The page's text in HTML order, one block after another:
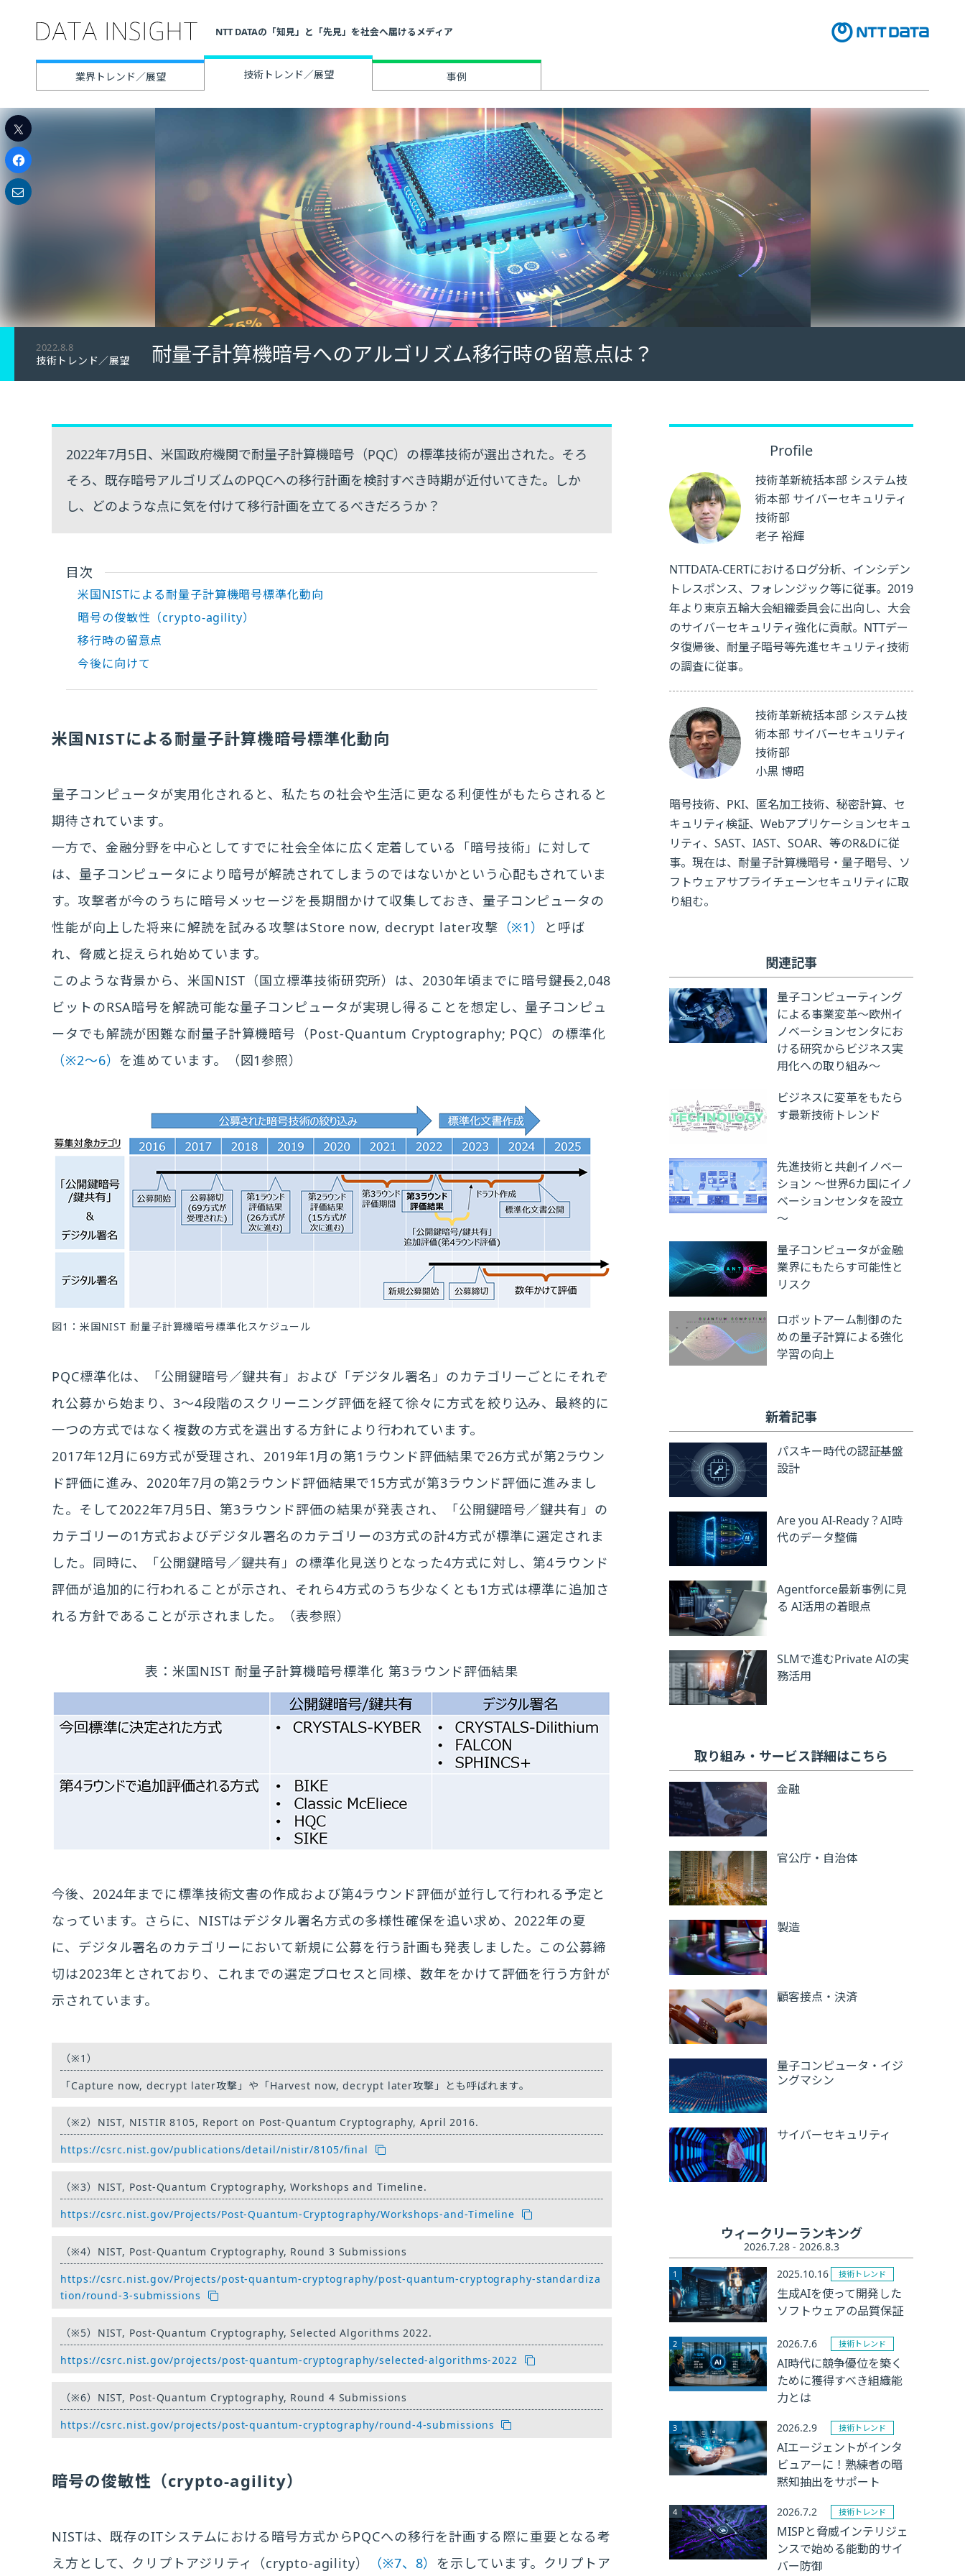
NTT DATAの「知見」と「先見」を社会へ届けるメディア
業界トレンド／展望 技術トレンド／展望 事例
2022.8.8
技術トレンド／展望 耐量子計算機暗号へのアルゴリズム移行時の留意点は？
2022年7月5日、米国政府機関で耐量子計算機暗号（PQC）の標準技術が選出された。そろ
そろ、既存暗号アルゴリズムのPQCへの移行計画を検討すべき時期が近付いてきた。しか
し、どのような点に気を付けて移行計画を立てるべきだろうか？
目次
米国NISTによる耐量子計算機暗号標準化動向
暗号の俊敏性（crypto-agility）
移行時の留意点
今後に向けて
米国NISTによる耐量子計算機暗号標準化動向
量子コンピュータが実用化されると、私たちの社会や生活に更なる利便性がもたらされると
期待されています。
一方で、金融分野を中心としてすでに社会全体に広く定着している「暗号技術」に対して
は、量子コンピュータにより暗号が解読されてしまうのではないかという心配もされていま
す。攻撃者が今のうちに暗号メッセージを長期間かけて収集しておき、量子コンピュータの
性能が向上した将来に解読を試みる攻撃はStore now, decrypt later攻撃 （※1）
と呼ば
れ、脅威と捉えられ始めています。
このような背景から、米国NIST（国立標準技術研究所）は、2030年頃までに暗号鍵長2,048
ビットのRSA暗号を解読可能な量子コンピュータが実現し得ることを想定し、量子コンピュ
ータでも解読が困難な耐量子計算機暗号（Post-Quantum Cryptography; PQC）の標準化
（※2～6） を進めています。（図1参照）
図1：米国NIST 耐量子計算機暗号標準化スケジュール
PQC標準化は、「公開鍵暗号／鍵共有」および「デジタル署名」のカテゴリーごとにそれぞ
れ公募から始まり、3～4段階のスクリーニング評価を経て徐々に方式を絞り込み、最終的に
一つの方式ではなく複数の方式を選出する方針により行われています。
2017年12月に69方式が受理され、2019年1月の第1ラウンド評価結果で26方式が第2ラウン
ド評価に進み、2020年7月の第2ラウンド評価結果で15方式が第3ラウンド評価に進みまし
た。そして2022年7月5日、第3ラウンド評価の結果が発表され、「公開鍵暗号／鍵共有」の
カテゴリーの1方式およびデジタル署名のカテゴリーの3方式の計4方式が標準に選定されま
した。同時に、「公開鍵暗号／鍵共有」の標準化見送りとなった4方式に対し、第4ラウンド
評価が追加的に行われることが示され、それら4方式のうち少なくとも1方式は標準に追加さ
れる方針であることが示されました。（表参照）
表：米国NIST 耐量子計算機暗号標準化 第3ラウンド評価結果
今後、2024年までに標準技術文書の作成および第4ラウンド評価が並行して行われる予定と
なっています。さらに、NISTはデジタル署名方式の多様性確保を追い求め、2022年の夏
に、デジタル署名のカテゴリーにおいて新規に公募を行う計画も発表しました。この公募締
切は2023年とされており、これまでの選定プロセスと同様、数年をかけて評価を行う方針が
示されています。
（※1）
「Capture now, decrypt later攻撃」や「Harvest now, decrypt later攻撃」とも呼ばれます。
（※2） NIST, NISTIR 8105, Report on Post-Quantum Cryptography, April 2016.
https://csrc.nist.gov/publications/detail/nistir/8105/final
（※3） NIST, Post-Quantum Cryptography, Workshops and Timeline.
https://csrc.nist.gov/Projects/Post-Quantum-Cryptography/Workshops-and-Timeline
（※4） NIST, Post-Quantum Cryptography, Round 3 Submissions
https://csrc.nist.gov/Projects/post-quantum-cryptography/post-quantum-cryptography-standardiza
tion/round-3-submissions
（※5） NIST, Post-Quantum Cryptography, Selected Algorithms 2022.
https://csrc.nist.gov/projects/post-quantum-cryptography/selected-algorithms-2022
（※6） NIST, Post-Quantum Cryptography, Round 4 Submissions
https://csrc.nist.gov/projects/post-quantum-cryptography/round-4-submissions
暗号の俊敏性（crypto-agility）
NISTは、既存のITシステムにおける暗号方式からPQCへの移行を計画する際に重要となる考
え方として、クリプトアジリティ（crypto-agility）
（※7、8） を示しています。クリプトア
Profile
技術革新統括本部 システム技
術本部 サイバーセキュリティ
技術部
老子 裕輝
NTTDATA-CERTにおけるログ分析、インシデン
トレスポンス、フォレンジック等に従事。2019
年より東京五輪大会組織委員会に出向し、大会
のサイバーセキュリティ強化に貢献。NTTデー
タ復帰後、耐量子暗号等先進セキュリティ技術
の調査に従事。
技術革新統括本部 システム技
術本部 サイバーセキュリティ
技術部
小黒 博昭
暗号技術、PKI、匿名加工技術、秘密計算、セ
キュリティ検証、Webアプリケーションセキュ
リティ、SAST、IAST、SOAR、等のR&Dに従
事。現在は、耐量子計算機暗号・量子暗号、ソ
フトウェアサプライチェーンセキュリティに取
り組む。
関連記事
量子コンピューティング
による事業変革～欧州イ
ノベーションセンタにお
ける研究からビジネス実
用化への取り組み～
ビジネスに変革をもたら
す最新技術トレンド
先進技術と共創イノベー
ション ～世界6カ国にイノ
ベーションセンタを設立
～
量子コンピュータが金融
業界にもたらす可能性と
リスク
ロボットアーム制御のた
めの量子計算による強化
学習の向上
新着記事
パスキー時代の認証基盤
設計
Are you AI-Ready？AI時
代のデータ整備
Agentforce最新事例に見
る AI活用の着眼点
SLMで進むPrivate AIの実
務活用
取り組み・サービス詳細はこちら
金融
官公庁・自治体
製造
顧客接点・決済
量子コンピュータ・イジ
ングマシン
サイバーセキュリティ
ウィークリーランキング
2026.7.28 - 2026.8.3
2025.10.16
技術トレンド
生成AIを使って開発した
ソフトウェアの品質保証
2026.7.6 技術トレンド
AI時代に競争優位を築く
ために獲得すべき組織能
力とは
2026.2.9 技術トレンド
AIエージェントがインタ
ビュアーに！熟練者の暗
黙知抽出をサポート
2026.7.2 技術トレンド
MISPと脅威インテリジェ
ンスで始める能動的サイ
バー防御